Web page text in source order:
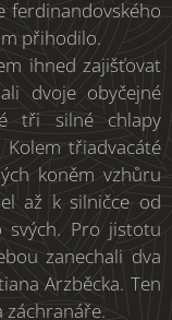
ferdinandovského
přihodilo.
ihned zajišťovat
dvoje obyčejné
tři silné chlapy
třiadvacáté
koněm vzhůru
až k silničce od
Pro jistotu
zanechali dva
Arzběcka. Ten
záchranáře.